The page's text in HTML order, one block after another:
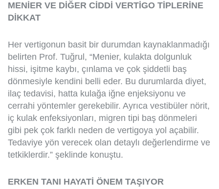
MENİER VE DİĞER CİDDİ VERTİGO TİPLERİNE
DİKKAT
Her vertigonun basit bir durumdan kaynaklanmadığı
belirten Prof. Tuğrul, “Menier, kulakta dolgunluk
hissi, işitme kaybı, çınlama ve çok şiddetli baş
dönmesiyle kendini belli eder. Bu durumlarda diyet,
ilaç tedavisi, hatta kulağa iğne enjeksiyonu ve
cerrahi yöntemler gerekebilir. Ayrıca vestibüler nörit,
iç kulak enfeksiyonları, migren tipi baş dönmeleri
gibi pek çok farklı neden de vertigoya yol açabilir.
Tedaviye yön verecek olan detaylı değerlendirme ve
tetkiklerdir.” şeklinde konuştu.
ERKEN TANI HAYATİ ÖNEM TAŞIYOR